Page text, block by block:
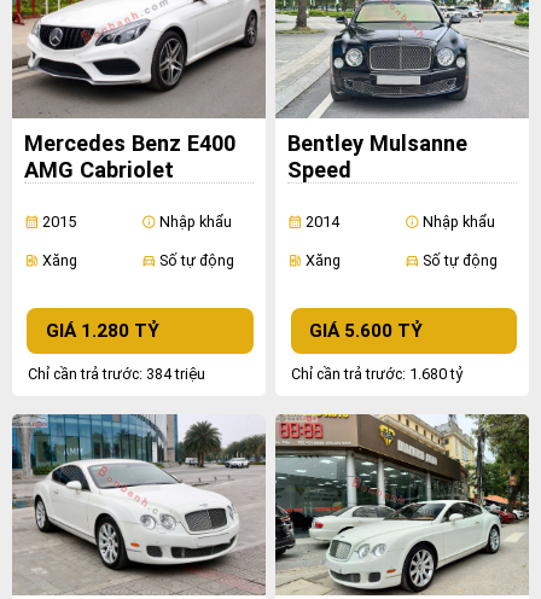
Mercedes Benz E400
AMG Cabriolet
calendar_month 2015 info Nhập khẩu
ev_station Xăng directions_car Số tự động
GIÁ 1.280 TỶ
Chỉ cần trả trước: 384 triệu
Bentley Mulsanne
Speed
calendar_month 2014 info Nhập khẩu
ev_station Xăng directions_car Số tự động
GIÁ 5.600 TỶ
Chỉ cần trả trước: 1.680 tỷ